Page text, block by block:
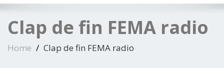
Clap de fin FEMA radio
Home Clap de fin FEMA radio